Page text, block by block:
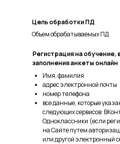
Объем обрабатываемых ПД
Цель обработки ПД
Имя, фамилия
адрес электронной почты
номер телефона
все данные, которые
следующих сервисов:
Одноклассники (если
на Сайте путем
или другой электронный
Регистрация на обучение,
заполнения анкеты онлайн